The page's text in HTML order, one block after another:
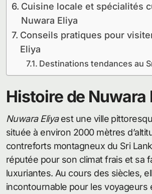
Cuisine locale et spécialités
Nuwara Eliya
Conseils pratiques pour
Eliya
Destinations tendances au
Histoire de Nuwara
Nuwara Eliyaest une ville
située à environ 2000 mètres
contreforts montagneux du Sri
réputée pour son climat frais et sa
luxuriantes. Au cours des siècles,
incontournable pour les voyageurs